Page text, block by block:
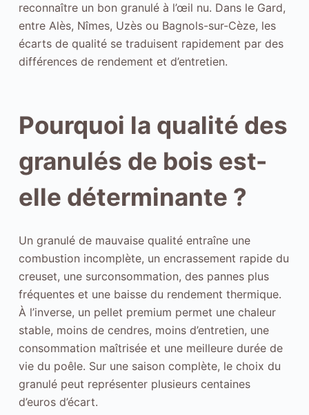
reconnaître un bon granulé à l’œil nu. Dans le Gard,
entre Alès, Nîmes, Uzès ou Bagnols-sur-Cèze, les
écarts de qualité se traduisent rapidement par des
différences de rendement et d’entretien.
Pourquoi la qualité des
granulés de bois est-
elle déterminante ?
Un granulé de mauvaise qualité entraîne une
combustion incomplète, un encrassement rapide du
creuset, une surconsommation, des pannes plus
fréquentes et une baisse du rendement thermique.
À l’inverse, un pellet premium permet une chaleur
stable, moins de cendres, moins d’entretien, une
consommation maîtrisée et une meilleure durée de
vie du poêle. Sur une saison complète, le choix du
granulé peut représenter plusieurs centaines
d’euros d’écart.